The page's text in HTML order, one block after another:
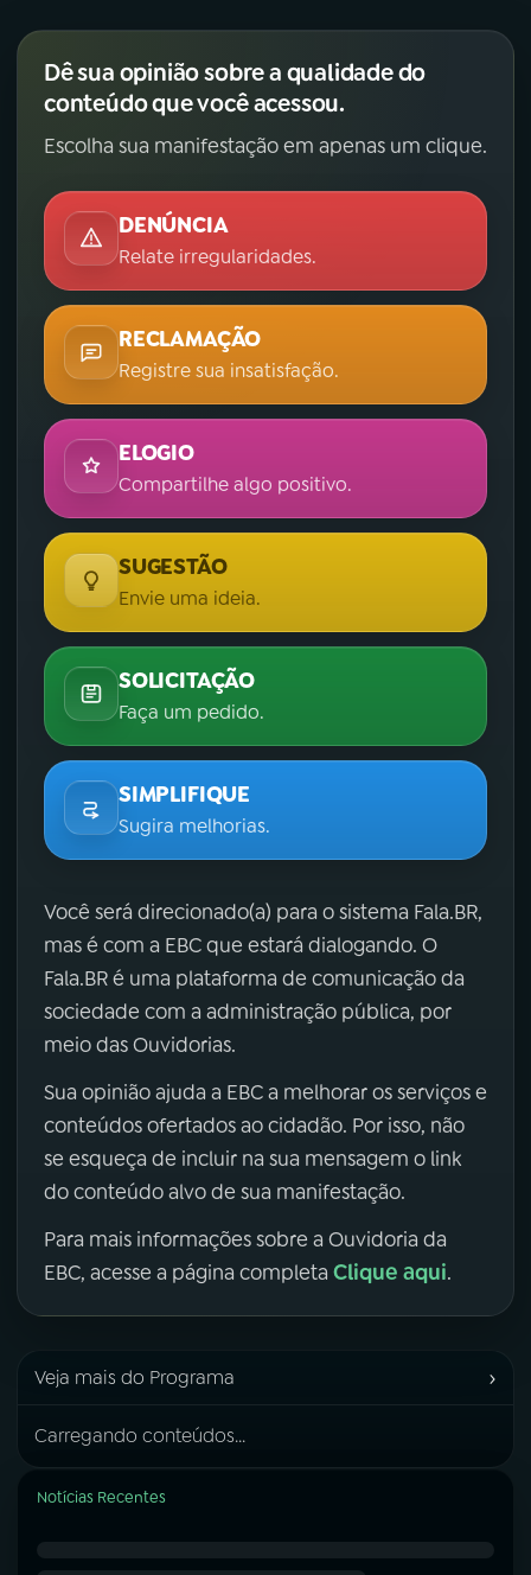
Dê sua opinião sobre a qualidade do
conteúdo que você acessou.
Escolha sua manifestação em apenas um clique.
DENÚNCIA
Relate irregularidades.
RECLAMAÇÃO
Registre sua insatisfação.
ELOGIO
Compartilhe algo positivo.
SUGESTÃO
Envie uma ideia.
SOLICITAÇÃO
Faça um pedido.
SIMPLIFIQUE
Sugira melhorias.
Você será direcionado(a) para o sistema Fala.BR,
mas é com a EBC que estará dialogando. O
Fala.BR é uma plataforma de comunicação da
sociedade com a administração pública, por
meio das Ouvidorias.
Sua opinião ajuda a EBC a melhorar os serviços e
conteúdos ofertados ao cidadão. Por isso, não
se esqueça de incluir na sua mensagem o link
do conteúdo alvo de sua manifestação.
Para mais informações sobre a Ouvidoria da
EBC, acesse a página completa Clique aqui.
Veja mais do Programa ›
Carregando conteúdos...
Notícias Recentes